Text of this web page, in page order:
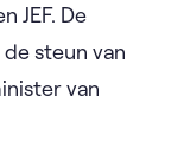
JEF. De
steun van
van